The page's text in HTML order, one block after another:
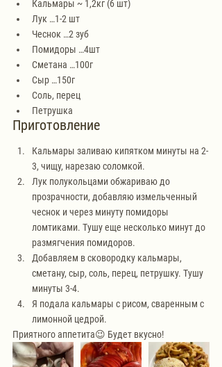
Кальмары ~ 1,2кг (6 шт)
Лук …1-2 шт
Чеснок …2 зуб
Помидоры …4шт
Сметана …100г
Сыр …150г
Соль, перец
Петрушка
Приготовление
Кальмары заливаю кипятком минуты на 2-
3, чищу, нарезаю соломкой.
Лук полукольцами обжариваю до
прозрачности, добавляю измельченный
чеснок и через минуту помидоры
ломтиками. Тушу еще несколько минут до
размягчения помидоров.
Добавляем в сковородку кальмары,
сметану, сыр, соль, перец, петрушку. Тушу
минуты 3-4.
Я подала кальмары с рисом, сваренным с
лимонной цедрой.
Приятного аппетита😉 Будет вкусно!